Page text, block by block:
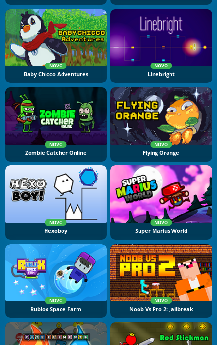
NOVO
Baby Chicco Adventures
NOVO
Linebright
NOVO
Zombie Catcher Online
NOVO
Flying Orange
NOVO
Hexoboy
NOVO
Super Marius World
NOVO
Rublox Space Farm
NOVO
Noob Vs Pro 2: Jailbreak